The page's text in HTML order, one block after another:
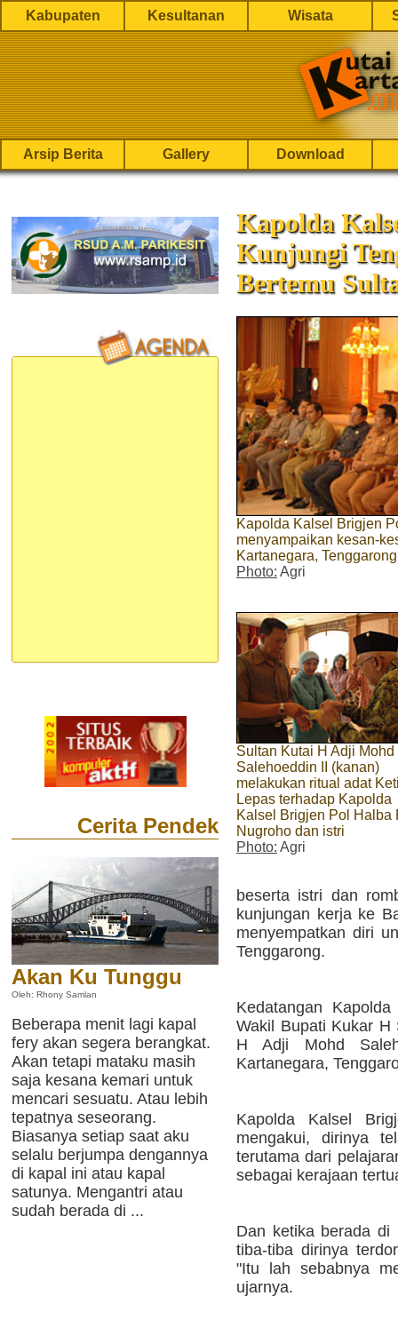
Kabupaten Kesultanan Wisata
Arsip Berita Gallery Download
Cerita Pendek
Akan Ku Tunggu
Oleh: Rhony Samlan
Beberapa menit lagi kapal
fery akan segera berangkat.
Akan tetapi mataku masih
saja kesana kemari untuk
mencari sesuatu. Atau lebih
tepatnya seseorang.
Biasanya setiap saat aku
selalu berjumpa dengannya
di kapal ini atau kapal
satunya. Mengantri atau
sudah berada di ...
Kapolda
Kunjungi
Bertemu
Kapolda Kalsel Brigjen
menyampaikan kesan-
Kartanegara,
Photo: Agri
Sultan Kutai H Adji Mohd
Salehoeddin II (kanan)
melakukan ritual adat
Lepas terhadap Kapolda
Kalsel Brigjen Pol Halba
Nugroho dan istri
Photo: Agri
beserta istri dan
kunjungan kerja ke
menyempatkan diri
Tenggarong.
Kedatangan
Wakil Bupati Kukar H
H Adji Mohd
Kartanegara,
Kapolda Kalsel
mengakui, dirinya
terutama dari
sebagai kerajaan
Dan ketika berada di
tiba-tiba dirinya
"Itu lah sebabnya
ujarnya.